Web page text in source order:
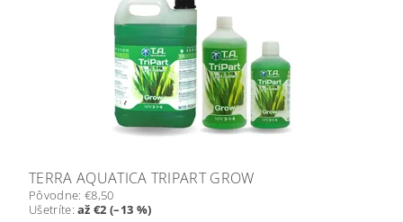
TERRA AQUATICA TRIPART GROW
Pôvodne: €8,50
Ušetríte:až €2 (–13 %)